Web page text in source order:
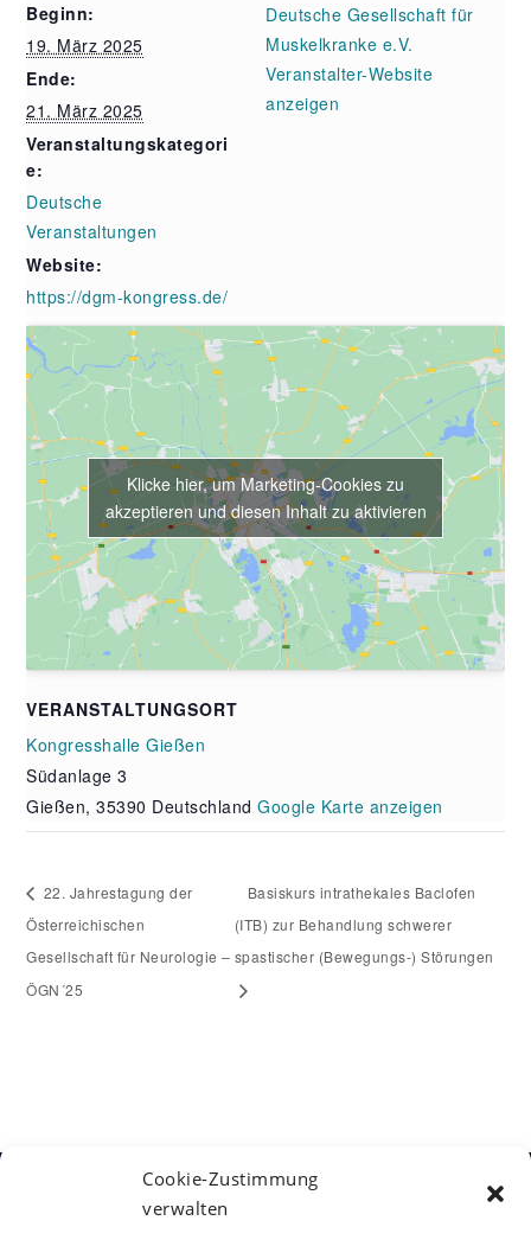
Cookie-Zustimmung
verwalten
Beginn:
19. März 2025
Ende:
21. März 2025
Veranstaltungskategori
e:
Deutsche
Veranstaltungen
Website:
https://dgm-kongress.de/
Deutsche Gesellschaft für
Muskelkranke e.V.
Veranstalter-Website
anzeigen
VERANSTALTUNGSORT
Kongresshalle Gießen
Südanlage 3
Gießen, 35390 Deutschland Google Karte anzeigen
Klicke hier, um Marketing-Cookies zu
akzeptieren und diesen Inhalt zu aktivieren
22. Jahrestagung der
Österreichischen
Gesellschaft für Neurologie –
ÖGN´25
Basiskurs intrathekales Baclofen
(ITB) zur Behandlung schwerer
spastischer (Bewegungs-) Störungen